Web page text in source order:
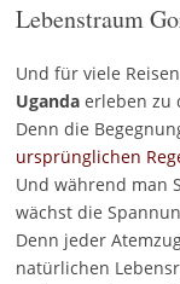
Lebenstraum
Und für viele
Ugandaerleben zu
Denn die
ursprünglichen
Und während man
wächst die
Denn jeder
natürlichen